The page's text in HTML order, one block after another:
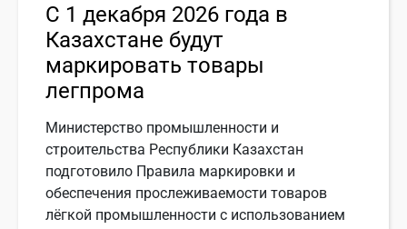
С 1 декабря 2026 года в
Казахстане будут
маркировать товары
легпрома
Министерство промышленности и
строительства Республики Казахстан
подготовило Правила маркировки и
обеспечения прослеживаемости товаров
лёгкой промышленности с использованием